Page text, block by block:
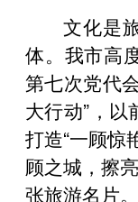
文化是
体。我市高
第七次党代
大行动”，
打造“一顾惊
顾之城，擦
张旅游名片。